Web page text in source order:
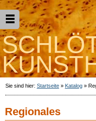
Sie sind hier: Startseite» Katalog»
Regionales